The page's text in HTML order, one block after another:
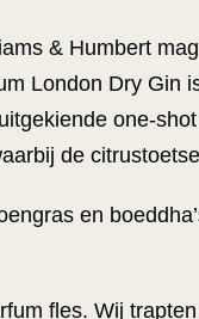
& Humbert
London Dry Gin
one-
de
en
fles. Wij